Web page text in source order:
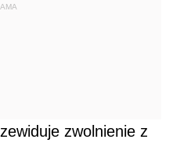
zwolnienie z